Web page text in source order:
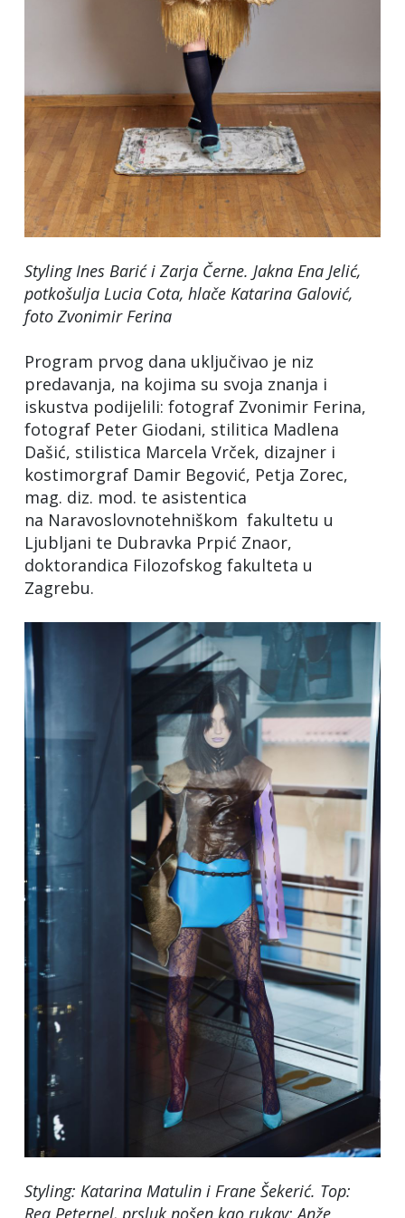
Styling Ines Barić i Zarja Černe. Jakna Ena Jelić,
potkošulja Lucia Cota, hlače Katarina Galović,
foto Zvonimir Ferina
Program prvog dana uključivao je niz
predavanja, na kojima su svoja znanja i
iskustva podijelili: fotograf Zvonimir Ferina,
fotograf Peter Giodani, stilitica Madlena
Dašić, stilistica Marcela Vrček, dizajner i
kostimorgraf Damir Begović, Petja Zorec,
mag. diz. mod. te asistentica
na Naravoslovnotehniškom fakultetu u
Ljubljani te Dubravka Prpić Znaor,
doktorandica Filozofskog fakulteta u
Zagrebu.
Styling: Katarina Matulin i Frane Šekerić. Top:
Rea Peternel, prsluk nošen kao rukav: Anže